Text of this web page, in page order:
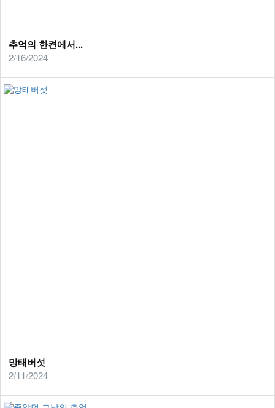
추억의 한켠에서...
2/16/2024
망태버섯
2/11/2024